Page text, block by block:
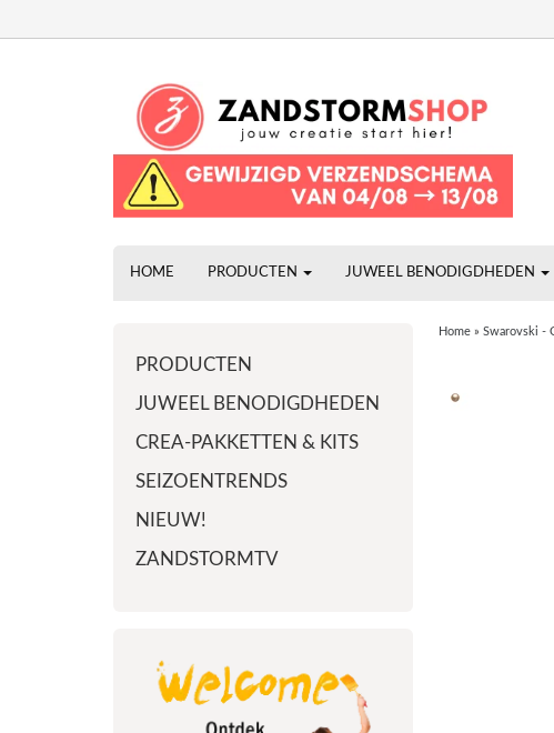
HOME PRODUCTEN JUWEEL BENODIGDHEDEN
PRODUCTEN
JUWEEL BENODIGDHEDEN
CREA-PAKKETTEN & KITS
SEIZOENTRENDS
NIEUW!
ZANDSTORMTV
Home» Swarovski -